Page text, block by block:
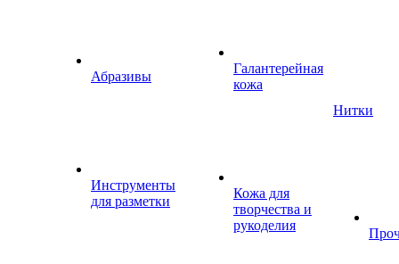
Абразивы
Инструменты
для разметки
Галантерейная
кожа
Кожа для
творчества и
рукоделия
Нитки